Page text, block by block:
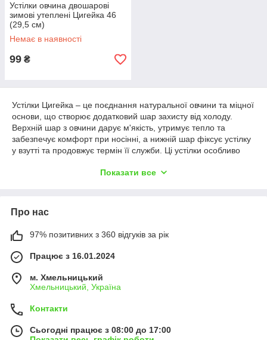
Устілки овчина двошарові
зимові утеплені Цигейка 46
(29,5 см)
Немає в наявності
99 ₴
Устілки Цигейка – це поєднання натуральної овчини та міцної
основи, що створює додатковий шар захисту від холоду.
Верхній шар з овчини дарує м'якість, утримує тепло та
забезпечує комфорт при носінні, а нижній шар фіксує устілку
у взутті та продовжує термін її служби. Ці устілки особливо
роблять взуття затишнішим і підходять як для повсякденного,
навіть у сильні морози.
Показати все
Про нас
97% позитивних з 360 відгуків за рік
Працює з 16.01.2024
м. Хмельницький
Хмельницький, Україна
Контакти
Сьогодні працює з 08:00 до 17:00